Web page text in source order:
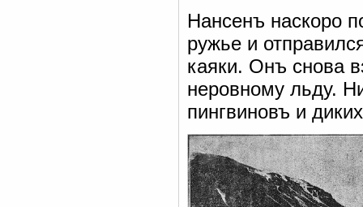
Нансенъ наскоро
ружье и
каяки. Онъ снова
неровному льду.
пингвиновъ и